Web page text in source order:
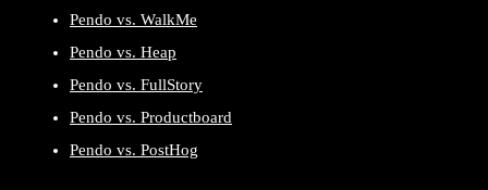
Pendo vs. WalkMe
Pendo vs. Heap
Pendo vs. FullStory
Pendo vs. Productboard
Pendo vs. PostHog